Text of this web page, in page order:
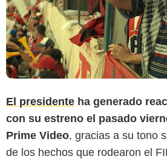
El presidente ha generado
con su estreno el pasado
Prime Video, gracias a su tono
de los hechos que rodearon el